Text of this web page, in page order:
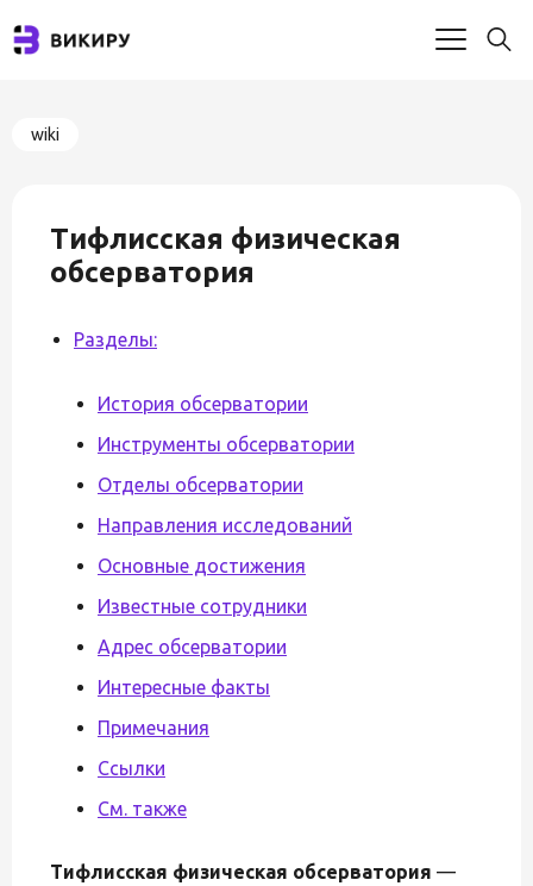
wiki
Тифлисская физическая
обсерватория
Разделы:
История обсерватории
Инструменты обсерватории
Отделы обсерватории
Направления исследований
Основные достижения
Известные сотрудники
Адрес обсерватории
Интересные факты
Примечания
Ссылки
См. также
Тифлисская физическая обсерватория —